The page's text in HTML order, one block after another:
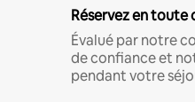
Réservez en toute
Évalué par notre
de confiance et
pendant votre